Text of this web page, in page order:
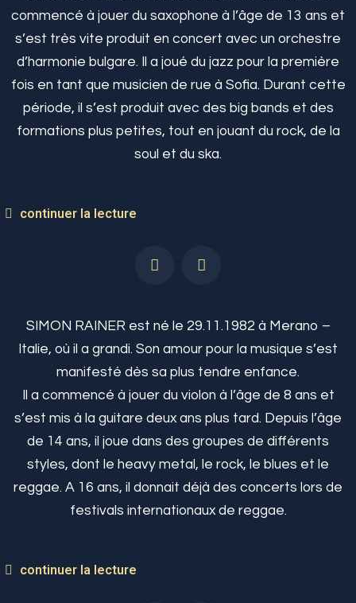
commencé à jouer du saxophone à l’âge de 13 ans et
s’est très vite produit en concert avec un orchestre
d’harmonie bulgare. Il a joué du jazz pour la première
fois en tant que musicien de rue à Sofia. Durant cette
période, il s’est produit avec des big bands et des
formations plus petites, tout en jouant du rock, de la
soul et du ska.
continuer la lecture
SIMON RAINER est né le 29.11.1982 à Merano –
Italie, où il a grandi. Son amour pour la musique s’est
manifesté dès sa plus tendre enfance.
Il a commencé à jouer du violon à l’âge de 8 ans et
s’est mis à la guitare deux ans plus tard. Depuis l’âge
de 14 ans, il joue dans des groupes de différents
styles, dont le heavy metal, le rock, le blues et le
reggae. A 16 ans, il donnait déjà des concerts lors de
festivals internationaux de reggae.
continuer la lecture